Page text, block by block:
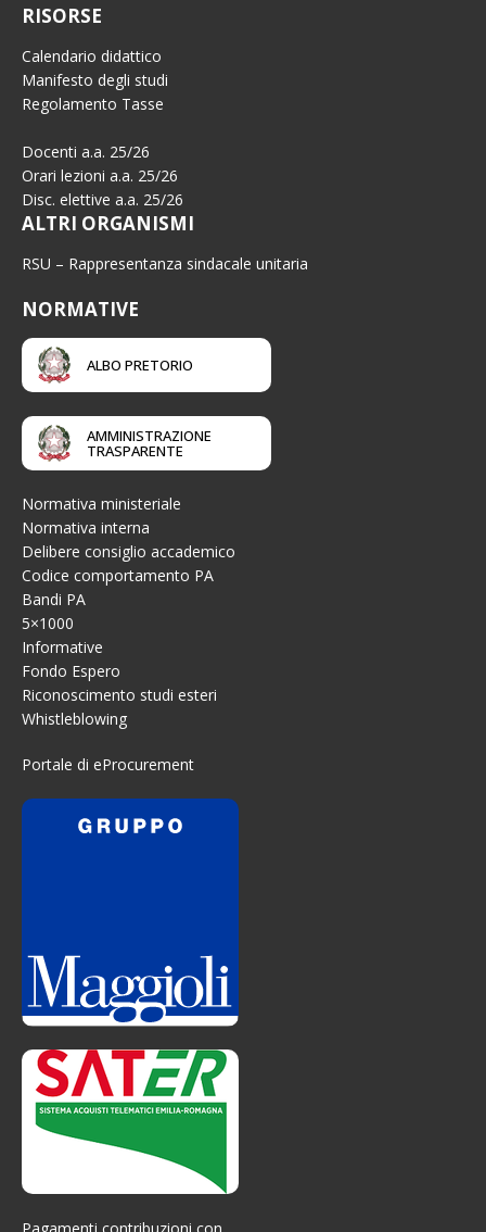
RISORSE
Calendario didattico
Manifesto degli studi
Regolamento Tasse
Docenti a.a. 25/26
Orari lezioni a.a. 25/26
Disc. elettive a.a. 25/26
ALTRI ORGANISMI
RSU – Rappresentanza sindacale unitaria
NORMATIVE
ALBO PRETORIO
AMMINISTRAZIONE
TRASPARENTE
Normativa ministeriale
Normativa interna
Delibere consiglio accademico
Codice comportamento PA
Bandi PA
5×1000
Informative
Fondo Espero
Riconoscimento studi esteri
Whistleblowing
Portale di eProcurement